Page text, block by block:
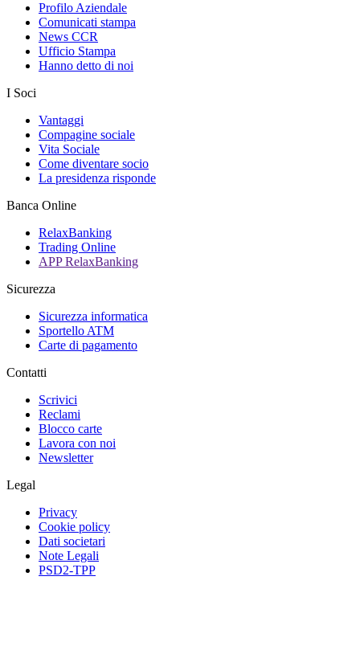
Profilo Aziendale
Comunicati stampa
News CCR
Ufficio Stampa
Hanno detto di noi
I Soci
Vantaggi
Compagine sociale
Vita Sociale
Come diventare socio
La presidenza risponde
Banca Online
RelaxBanking
Trading Online
APP RelaxBanking
Sicurezza
Sicurezza informatica
Sportello ATM
Carte di pagamento
Contatti
Scrivici
Reclami
Blocco carte
Lavora con noi
Newsletter
Legal
Privacy
Cookie policy
Dati societari
Note Legali
PSD2-TPP